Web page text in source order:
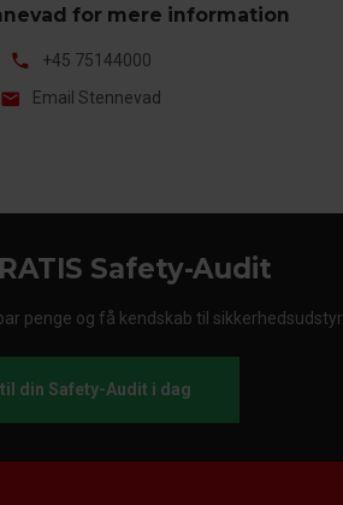
for mere information
phone +45 75144000
mail Email Stennevad
Safety-Audit
penge og få kendskab til sikkerhedsudstyr.
din Safety-Audit i dag